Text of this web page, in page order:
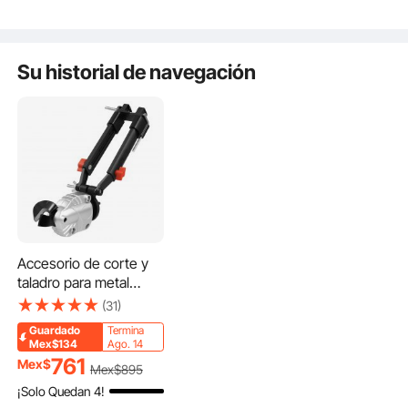
Su historial de navegación
Accesorio de corte y
taladro para metal
VEVOR, cortador de
chapa con cabezal
giratorio de 360
grados, hojas afiladas,
ideal para acero
galvanizado de calibre
(31)
Guardado
Mex$134
Termina
Ago. 14
Mex$761 Mex$895
¡Solo Quedan 4!